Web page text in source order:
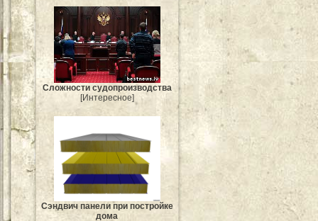
Сложности судопроизводства
[Интересное]
Сэндвич панели при постройке
дома